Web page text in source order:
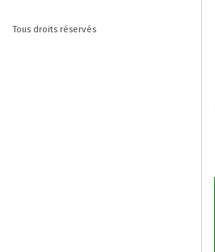
Tous droits réservés